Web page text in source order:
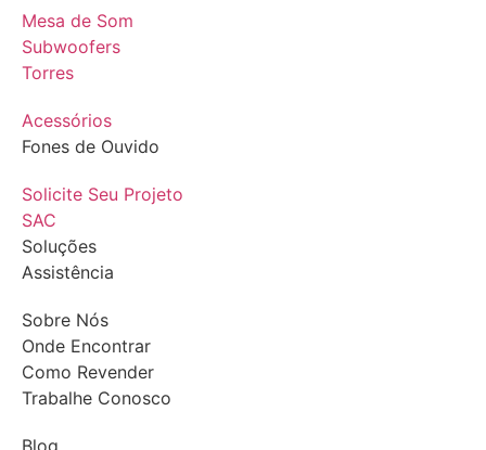
Mesa de Som
Subwoofers
Torres
Acessórios
Fones de Ouvido
Solicite Seu Projeto
SAC
Soluções
Assistência
Sobre Nós
Onde Encontrar
Como Revender
Trabalhe Conosco
Blog